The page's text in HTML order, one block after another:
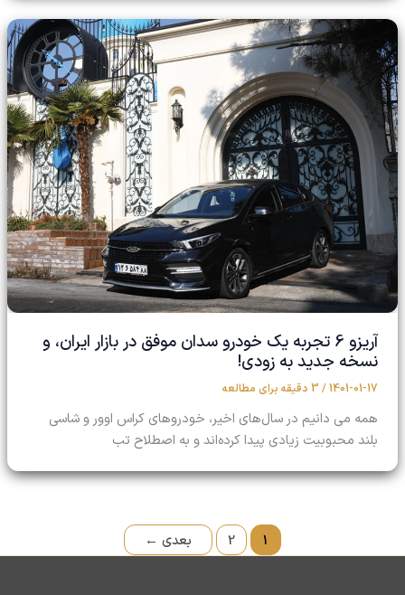
آریزو 6 تجربه یک خودرو سدان موفق در بازار ایران، و
نسخه جدید به زودی!
1401-01-17
/ 3 دقیقه برای مطالعه
همه می دانیم در سال‌های اخیر، خودروهای کراس اوور و شاسی
بلند محبوبیت زیادی پیدا کرده‌اند و به اصطلاح تب
1
2 بعدی ←